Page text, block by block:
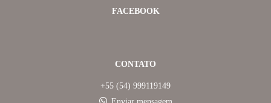
FACEBOOK
CONTATO
+55 (54) 999119149